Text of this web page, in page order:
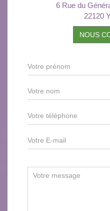
6 Rue du
22120
NOUS